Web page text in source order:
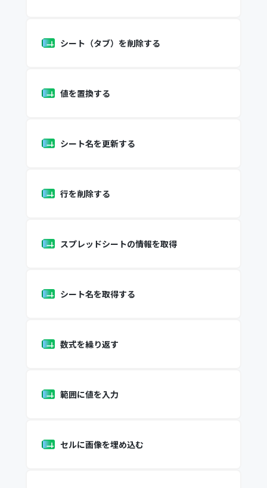
シート（タブ）を削除する
値を置換する
シート名を更新する
行を削除する
スプレッドシートの情報を取得
シート名を取得する
数式を繰り返す
範囲に値を入力
セルに画像を埋め込む